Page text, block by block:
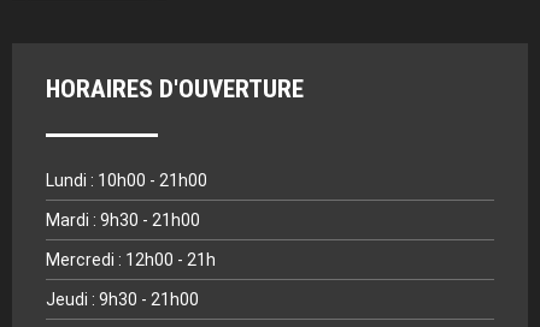
HORAIRES D'OUVERTURE
Lundi : 10h00 - 21h00
Mardi : 9h30 - 21h00
Mercredi : 12h00 - 21h
Jeudi : 9h30 - 21h00